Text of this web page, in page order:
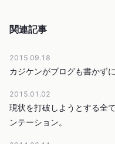
関連記事
2015.09.18
カジケンがブログも書かず
2015.01.02
現状を打破しようとする全
ンテーション。